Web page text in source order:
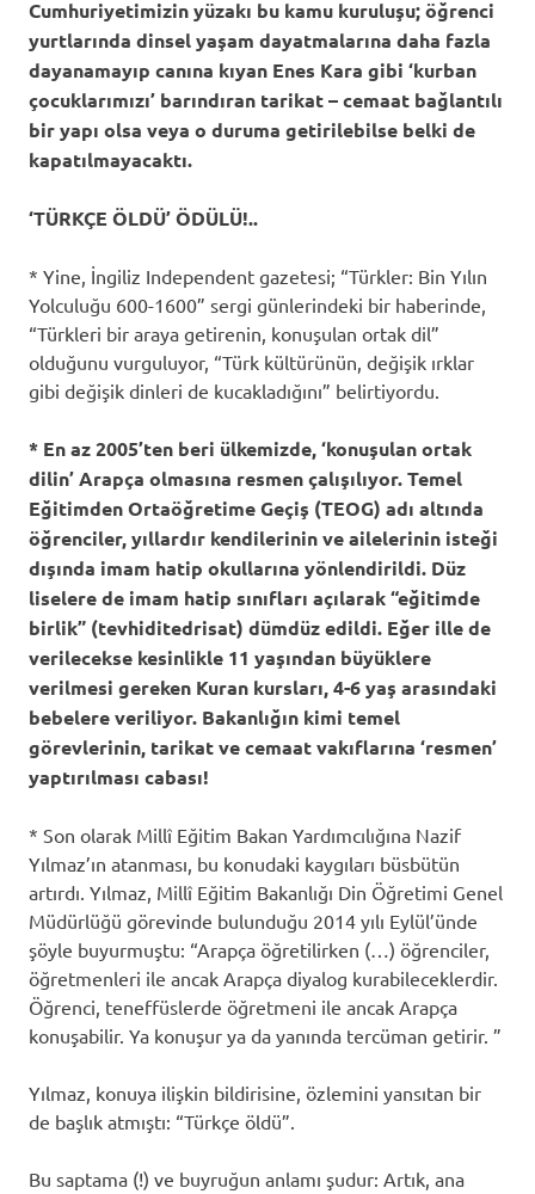
Cumhuriyetimizin yüzakı bu kamu kuruluşu; öğrenci
yurtlarında dinsel yaşam dayatmalarına daha fazla
dayanamayıp canına kıyan Enes Kara gibi ‘kurban
çocuklarımızı’ barındıran tarikat – cemaat bağlantılı
bir yapı olsa veya o duruma getirilebilse belki de
kapatılmayacaktı.
‘TÜRKÇE ÖLDÜ’ ÖDÜLÜ!..
* Yine, İngiliz Independent gazetesi; “Türkler: Bin Yılın
Yolculuğu 600-1600” sergi günlerindeki bir haberinde,
“Türkleri bir araya getirenin, konuşulan ortak dil”
olduğunu vurguluyor, “Türk kültürünün, değişik ırklar
gibi değişik dinleri de kucakladığını” belirtiyordu.
* En az 2005’ten beri ülkemizde, ‘konuşulan ortak
dilin’ Arapça olmasına resmen çalışılıyor. Temel
Eğitimden Ortaöğretime Geçiş (TEOG) adı altında
öğrenciler, yıllardır kendilerinin ve ailelerinin isteği
dışında imam hatip okullarına yönlendirildi. Düz
liselere de imam hatip sınıfları açılarak “eğitimde
birlik” (tevhiditedrisat) dümdüz edildi. Eğer ille de
verilecekse kesinlikle 11 yaşından büyüklere
verilmesi gereken Kuran kursları, 4-6 yaş arasındaki
bebelere veriliyor. Bakanlığın kimi temel
görevlerinin, tarikat ve cemaat vakıflarına ‘resmen’
yaptırılması cabası!
* Son olarak Millî Eğitim Bakan Yardımcılığına Nazif
Yılmaz’ın atanması, bu konudaki kaygıları büsbütün
artırdı. Yılmaz, Millî Eğitim Bakanlığı Din Öğretimi Genel
Müdürlüğü görevinde bulunduğu 2014 yılı Eylül’ünde
şöyle buyurmuştu: “Arapça öğretilirken (…) öğrenciler,
öğretmenleri ile ancak Arapça diyalog kurabileceklerdir.
Öğrenci, teneffüslerde öğretmeni ile ancak Arapça
konuşabilir. Ya konuşur ya da yanında tercüman getirir. ”
Yılmaz, konuya ilişkin bildirisine, özlemini yansıtan bir
de başlık atmıştı: “Türkçe öldü”.
Bu saptama (!) ve buyruğun anlamı şudur: Artık, ana